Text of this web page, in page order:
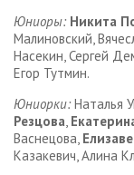
Юниоры: Никита
Малиновский,
Насекин, Сергей
Егор Тутмин.
Юниорки:Наталья
Резцова,
Васнецова,
Казакевич, Алина